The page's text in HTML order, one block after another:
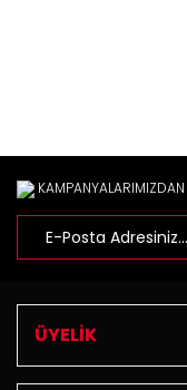
KAMPANYALARIMIZDAN
ÜYELİK